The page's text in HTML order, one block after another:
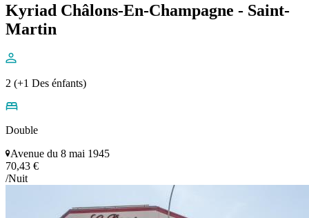
Kyriad Châlons-En-Champagne - Saint-
Martin
2 (+1 Des énfants)
Double
Avenue du 8 mai 1945
70,43 €
/Nuit